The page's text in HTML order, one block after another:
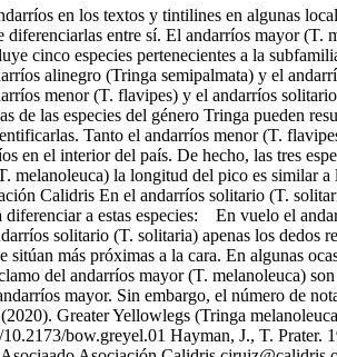
en los textos y tintilines en algunas
diferenciarlas entre sí. El andarríos mayor
cinco especies pertenecientes a la
alinegro (Tringa semipalmata) y el
menor (T. flavipes) y el andarríos
de las especies del género Tringa pueden
Tanto el andarríos menor (T.
en el interior del país. De hecho, las tres
melanoleuca) la longitud del pico es similar
Calidris En el andarríos solitario (T.
diferenciar a estas especies: En vuelo el
solitario (T. solitaria) apenas los dedos
sitúan más próximas a la cara. En algunas
del andarríos mayor (T. melanoleuca)
mayor. Sin embargo, el número de
Greater Yellowlegs (Tringa
bow.greyel.01 Hayman, J., T.